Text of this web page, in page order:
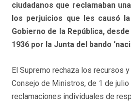
ciudadanos que reclamaban
los perjuicios que les causó
Gobierno de la República,
1936 por la Junta del bando
El Supremo rechaza los recursos
Consejo de Ministros, de 1 de
reclamaciones individuales de